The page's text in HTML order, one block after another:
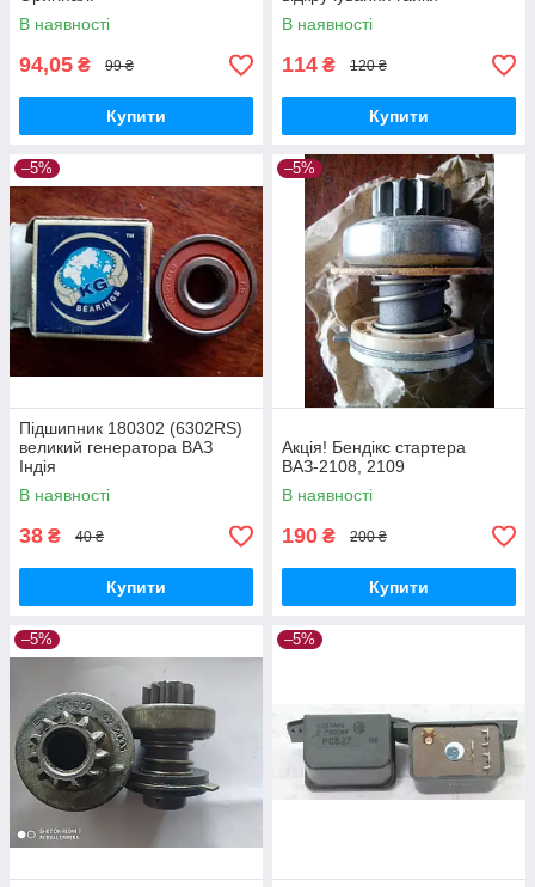
В наявності
94,05 ₴ 99 ₴
Купити
колінвалу 2101-07
В наявності
114 ₴ 120 ₴
Купити
–5%
Підшипник 180302 (6302RS)
великий генератора ВАЗ
Індія
В наявності
38 ₴ 40 ₴
Купити
–5%
Акція! Бендікс стартера
ВАЗ-2108, 2109
В наявності
190 ₴ 200 ₴
Купити
–5% –5%